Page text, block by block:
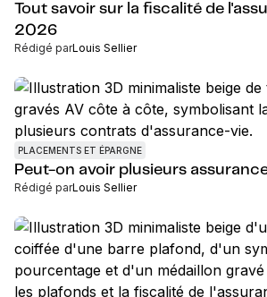
Tout savoir sur la fiscalité de
2026
Rédigé parLouis Sellier
PLACEMENTS ET ÉPARGNE
Peut-on avoir plusieurs
Rédigé parLouis Sellier